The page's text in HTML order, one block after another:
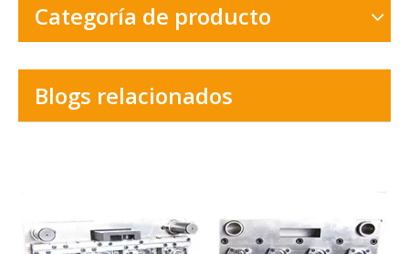
Categoría de producto
Blogs relacionados